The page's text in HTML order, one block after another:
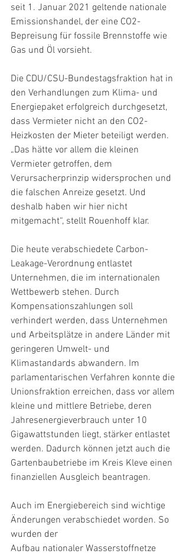
seit 1. Januar 2021 geltende nationale
Emissionshandel, der eine CO2-
Bepreisung für fossile Brennstoffe wie
Gas und Öl vorsieht.
Die CDU/CSU-Bundestagsfraktion hat in
den Verhandlungen zum Klima- und
Energiepaket erfolgreich durchgesetzt,
dass Vermieter nicht an den CO2-
Heizkosten der Mieter beteiligt werden.
„Das hätte vor allem die kleinen
Vermieter getroffen, dem
Verursacherprinzip widersprochen und
die falschen Anreize gesetzt. Und
deshalb haben wir hier nicht
mitgemacht“, stellt Rouenhoff klar.
Die heute verabschiedete Carbon-
Leakage-Verordnung entlastet
Unternehmen, die im internationalen
Wettbewerb stehen. Durch
Kompensationszahlungen soll
verhindert werden, dass Unternehmen
und Arbeitsplätze in andere Länder mit
geringeren Umwelt- und
Klimastandards abwandern. Im
parlamentarischen Verfahren konnte die
Unionsfraktion erreichen, dass vor allem
kleine und mittlere Betriebe, deren
Jahresenergieverbrauch unter 10
Gigawattstunden liegt, stärker entlastet
werden. Dadurch können jetzt auch die
Gartenbaubetriebe im Kreis Kleve einen
finanziellen Ausgleich beantragen.
Auch im Energiebereich sind wichtige
Änderungen verabschiedet worden. So
wurden der
Aufbau nationaler Wasserstoffnetze